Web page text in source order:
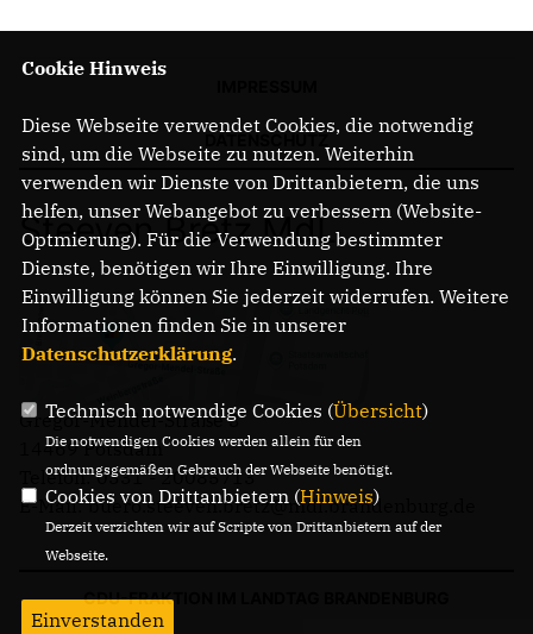
Steeven Bretz MdL
Gregor-Mendel-Straße 3
14469 Potsdam
Telefon: 0331 - 20085713
E-Mail: buero.steeven.bretz@mdl.brandenburg.de
CDU-FRAKTION IM LANDTAG BRANDENBURG
Cookie Hinweis
Diese Webseite verwendet Cookies, die notwendig
sind, um die Webseite zu nutzen. Weiterhin
verwenden wir Dienste von Drittanbietern, die uns
helfen, unser Webangebot zu verbessern (Website-
Optmierung). Für die Verwendung bestimmter
Dienste, benötigen wir Ihre Einwilligung. Ihre
Einwilligung können Sie jederzeit widerrufen. Weitere
Informationen finden Sie in unserer
Datenschutzerklärung.
Technisch notwendige Cookies (Übersicht)
Die notwendigen Cookies werden allein für den
ordnungsgemäßen Gebrauch der Webseite benötigt.
Cookies von Drittanbietern (Hinweis)
Derzeit verzichten wir auf Scripte von Drittanbietern auf der
Webseite.
Einverstanden